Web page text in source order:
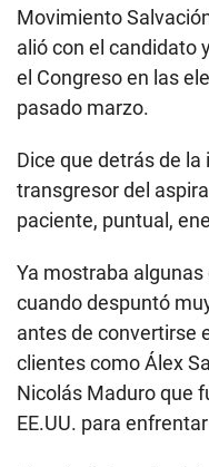
Movimiento
alió con el candidato
el Congreso en las
pasado marzo.
Dice que detrás de
transgresor del
paciente, puntual,
Ya mostraba
cuando despuntó
antes de convertirse
clientes como Álex
Nicolás Maduro que
EE.UU. para